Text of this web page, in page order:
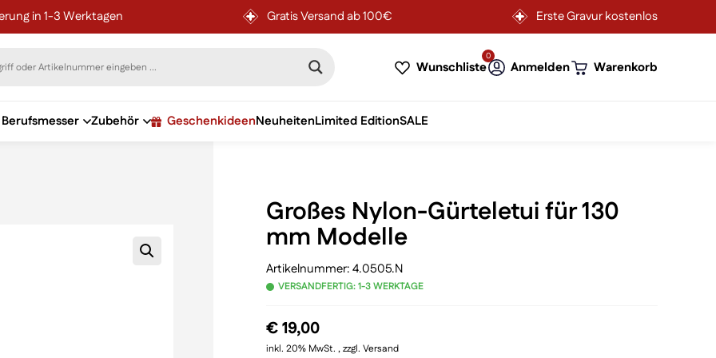
in 1-3 Werktagen Gratis Versand ab 100€ Erste Gravur kostenlos
Wunschliste
0
Anmelden Warenkorb
Zubehör GeschenkideenNeuheitenLimited EditionSALE
Großes Nylon-Gürteletui für 130
mm Modelle
Artikelnummer:4.0505.N
VERSANDFERTIG: 1-3 WERKTAGE
€19,00
inkl. 20% MwSt. , zzgl. Versand